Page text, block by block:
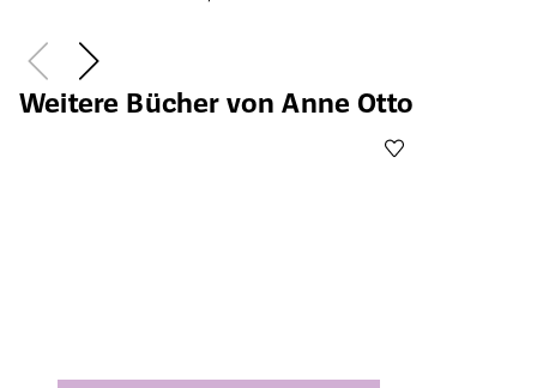
Weitere Bücher von Anne Otto